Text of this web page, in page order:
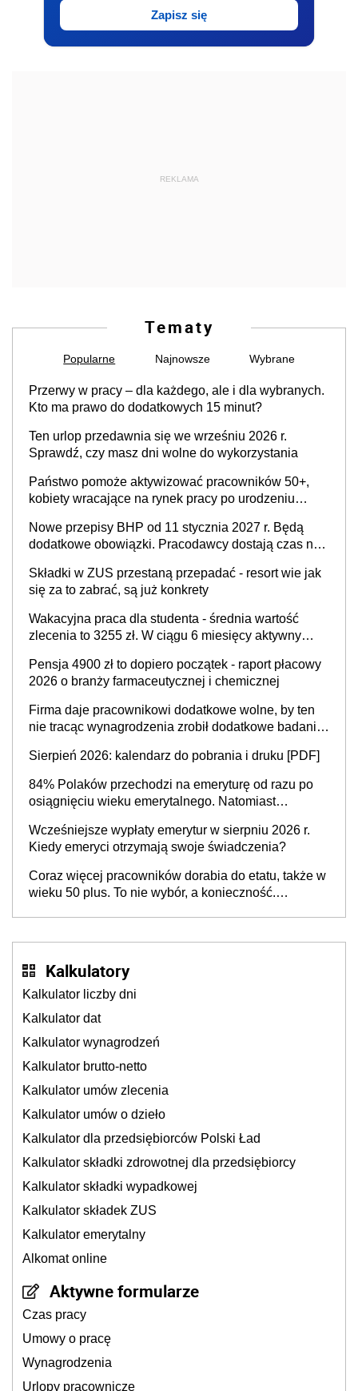
Zapisz się
REKLAMA
Tematy
Popularne Najnowsze Wybrane
Przerwy w pracy – dla każdego, ale i dla wybranych.
Kto ma prawo do dodatkowych 15 minut?
Ten urlop przedawnia się we wrześniu 2026 r.
Sprawdź, czy masz dni wolne do wykorzystania
Państwo pomoże aktywizować pracowników 50+,
kobiety wracające na rynek pracy po urodzeniu
neuroatypowe. Powstanie Fundusz na rzecz
Inkluzywności w Zatrudnianiu?
Nowe przepisy BHP od 11 stycznia 2027 r. Będą
dodatkowe obowiązki. Pracodawcy dostają czas na
Składki w ZUS przestaną przepadać - resort wie jak
się za to zabrać, są już konkrety
Wakacyjna praca dla studenta - średnia wartość
zlecenia to 3255 zł. W ciągu 6 miesięcy aktywny
Pensja 4900 zł to dopiero początek - raport płacowy
2026 o branży farmaceutycznej i chemicznej
Firma daje pracownikowi dodatkowe wolne, by ten
nie tracąc wynagrodzenia zrobił dodatkowe badania.
Sierpień 2026: kalendarz do pobrania i druku [PDF]
84% Polaków przechodzi na emeryturę od razu po
osiągnięciu wieku emerytalnego. Natomiast
stanie? Pracownicy 45+ to siła napędowa
gospodarki
Wcześniejsze wypłaty emerytur w sierpniu 2026 r.
Kiedy emeryci otrzymają swoje świadczenia?
Coraz więcej pracowników dorabia do etatu, także w
wieku 50 plus. To nie wybór, a konieczność.
Kalkulatory
Kalkulator liczby dni
Kalkulator dat
Kalkulator wynagrodzeń
Kalkulator brutto-netto
Kalkulator umów zlecenia
Kalkulator umów o dzieło
Kalkulator dla przedsiębiorców Polski Ład
Kalkulator składki zdrowotnej dla przedsiębiorcy
Kalkulator składki wypadkowej
Kalkulator składek ZUS
Kalkulator emerytalny
Alkomat online
Aktywne formularze
Czas pracy
Umowy o pracę
Wynagrodzenia
Urlopy pracownicze